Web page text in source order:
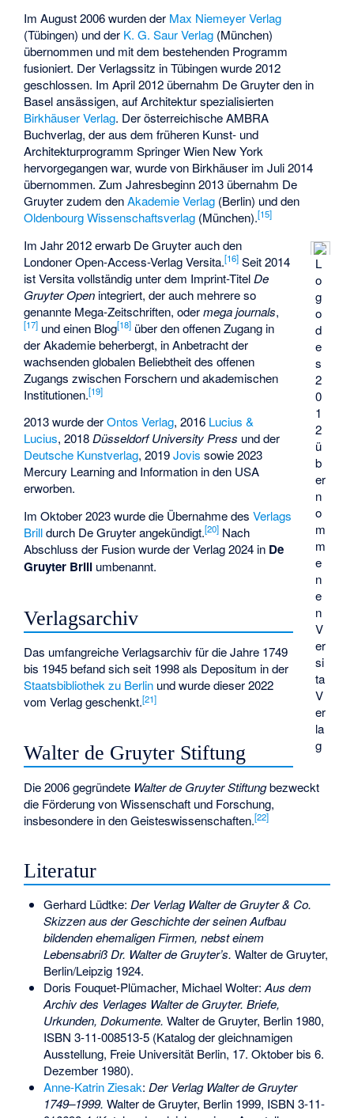
Im August 2006 wurden der Max Niemeyer Verlag
(Tübingen) und der K. G. Saur Verlag (München)
übernommen und mit dem bestehenden Programm
fusioniert. Der Verlagssitz in Tübingen wurde 2012
geschlossen. Im April 2012 übernahm De Gruyter den in
Basel ansässigen, auf Architektur spezialisierten
Birkhäuser Verlag. Der österreichische AMBRA
Buchverlag, der aus dem früheren Kunst- und
Architekturprogramm Springer Wien New York
hervorgegangen war, wurde von Birkhäuser im Juli 2014
übernommen. Zum Jahresbeginn 2013 übernahm De
Gruyter zudem denAkademie Verlag (Berlin) und den
Oldenbourg Wissenschaftsverlag (München).[15]
L
o
g
o
d
e
s
2
0
1
2
ü
b
er
n
o
m
m
e
n
e
n
V
er
si
ta
V
er
la
g
Im Jahr 2012 erwarb De Gruyter auch den
Londoner Open-Access-Verlag Versita.[16] Seit 2014
ist Versita vollständig unter dem Imprint-TitelDe
Gruyter Open integriert, der auch mehrere so
genannte Mega-Zeitschriften, odermega journals,
[17] und einen Blog[18] über den offenen Zugang in
der Akademie beherbergt, in Anbetracht der
wachsenden globalen Beliebtheit des offenen
Zugangs zwischen Forschern und akademischen
Institutionen.[19]
2013 wurde derOntos Verlag, 2016 Lucius &
Lucius, 2018Düsseldorf University Press und der
Deutsche Kunstverlag, 2019Jovis sowie 2023
Mercury Learning and Information in den USA
erworben.
Im Oktober 2023 wurde die Übernahme desVerlags
Brilldurch De Gruyter angekündigt.[20] Nach
Abschluss der Fusion wurde der Verlag 2024 in De
Gruyter Brill umbenannt.
Verlagsarchiv
Das umfangreiche Verlagsarchiv für die Jahre 1749
bis 1945 befand sich seit 1998 als Depositum in der
Staatsbibliothek zu Berlin und wurde dieser 2022
vom Verlag geschenkt.[21]
Walter de Gruyter Stiftung
Die 2006 gegründete Walter de Gruyter Stiftungbezweckt
die Förderung von Wissenschaft und Forschung,
insbesondere in den Geisteswissenschaften.[22]
Literatur
Gerhard Lüdtke: Der Verlag Walter de Gruyter & Co.
Skizzen aus der Geschichte der seinen Aufbau
bildenden ehemaligen Firmen, nebst einem
Lebensabriß Dr. Walter de Gruyter’s. Walter de Gruyter,
Berlin/Leipzig 1924.
Doris Fouquet-Plümacher, Michael Wolter:Aus dem
Archiv des Verlages Walter de Gruyter. Briefe,
Urkunden, Dokumente. Walter de Gruyter, Berlin 1980,
ISBN 3-11-008513-5(Katalog der gleichnamigen
Ausstellung, Freie Universität Berlin, 17. Oktober bis 6.
Dezember 1980).
Anne-Katrin Ziesak: Der Verlag Walter de Gruyter
1749–1999. Walter de Gruyter, Berlin 1999, ISBN 3-11-